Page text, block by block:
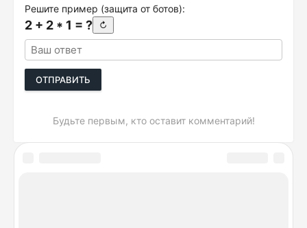
Решите пример (защита от ботов):
2 + 2 * 1 = ? ↻
ОТПРАВИТЬ
Будьте первым, кто оставит комментарий!